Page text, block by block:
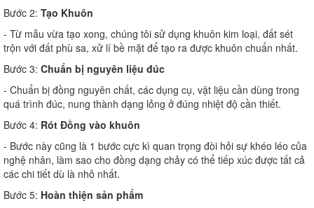
Bước 2: Tạo Khuôn
- Từ mẫu vừa tạo xong, chúng tôi sử dụng khuôn kim loại, đất sét
trộn với đất phù sa, xử lí bề mặt để tạo ra được khuôn chuẩn nhất.
Bước 3: Chuẩn bị nguyên liệu đúc
- Chuẩn bị đồng nguyên chất, các dụng cụ, vật liệu cần dùng trong
quá trình đúc, nung thành dạng lỏng ở đúng nhiệt độ cần thiết.
Bước 4: Rót Đồng vào khuôn
- Bước này cũng là 1 bước cực kì quan trọng đòi hỏi sự khéo léo của
nghệ nhân, làm sao cho đồng dạng chảy có thể tiếp xúc được tất cả
các chi tiết dù là nhỏ nhất.
Bước 5: Hoàn thiện sản phẩm